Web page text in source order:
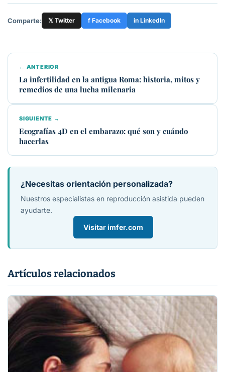
Comparte: 𝕏 Twitter f Facebook in LinkedIn
← ANTERIOR
La infertilidad en la antigua Roma: historia, mitos y
remedios de una lucha milenaria
SIGUIENTE →
Ecografías 4D en el embarazo: qué son y cuándo
hacerlas
¿Necesitas orientación personalizada?
Nuestros especialistas en reproducción asistida pueden
ayudarte.
Visitar imfer.com
Artículos relacionados